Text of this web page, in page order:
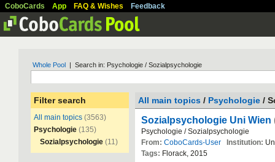
CoboCards App FAQ & Wishes Feedback
Whole Pool | Search in: Psychologie / Sozialpsychologie
Filter search
All main topics (3563)
Psychologie (135)
Sozialpsychologie (11)
All main topics / Psychologie /
Sozialpsychologie Uni Wien
Psychologie /Sozialpsychologie
From: CoboCards-User Institution:
Tags: Florack, 2015